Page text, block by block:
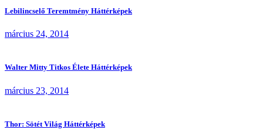
Lebilincselő Teremtmény Háttérképek
március 24, 2014
Walter Mitty Titkos Élete Háttérképek
március 23, 2014
Thor: Sötét Világ Háttérképek